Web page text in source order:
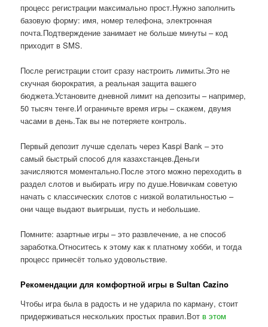
процесс регистрации максимально прост.Нужно заполнить
базовую форму: имя, номер телефона, электронная
почта.Подтверждение занимает не больше минуты – код
приходит в SMS.
После регистрации стоит сразу настроить лимиты.Это не
скучная бюрократия, а реальная защита вашего
бюджета.Установите дневной лимит на депозиты – например,
50 тысяч тенге.И ограничьте время игры – скажем, двумя
часами в день.Так вы не потеряете контроль.
Первый депозит лучше сделать через Kaspi Bank – это
самый быстрый способ для казахстанцев.Деньги
зачисляются моментально.После этого можно переходить в
раздел слотов и выбирать игру по душе.Новичкам советую
начать с классических слотов с низкой волатильностью –
они чаще выдают выигрыши, пусть и небольшие.
Помните: азартные игры – это развлечение, а не способ
заработка.Относитесь к этому как к платному хобби, и тогда
процесс принесёт только удовольствие.
Рекомендации для комфортной игры в Sultan Cazino
Чтобы игра была в радость и не ударила по карману, стоит
придерживаться нескольких простых правил.Вотв этом